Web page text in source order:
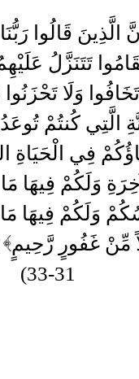
إِنَّ الَّذِينَ قَالُوا
تَتَنَزَّلُ
تَخَافُوا وَلَا
الَّتِي كُنتُمْ
فِي الْحَيَاةِ
وَلَكُمْ فِيهَا
وَلَكُمْ فِيهَا
مِّنْ غَفُورٍ رَّحِيمٍ
31-33)